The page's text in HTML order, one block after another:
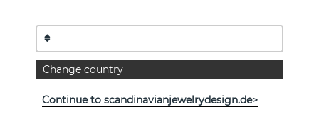
EIGENSCHAFTEN
Change country
Continue to scandinavianjewelrydesign.de>